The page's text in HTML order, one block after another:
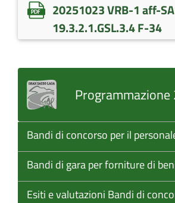
20251023 VRB-1 aff-
19.3.2.1.GSL.3.4 F-34
Bandi di concorso per il
Bandi di gara per forniture di
Esiti e valutazioni Bandi di